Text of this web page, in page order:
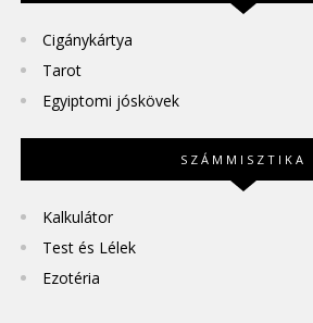
Cigánykártya
Tarot
Egyiptomi jóskövek
SZÁMMISZTIKA
Kalkulátor
Test és Lélek
Ezotéria